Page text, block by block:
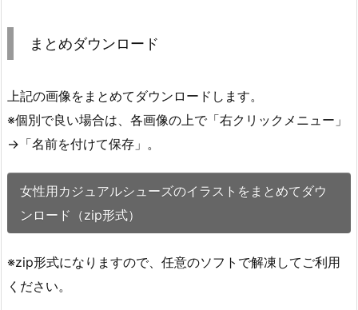
まとめダウンロード
上記の画像をまとめてダウンロードします。
※個別で良い場合は、各画像の上で「右クリックメニュー」
→「名前を付けて保存」。
女性用カジュアルシューズのイラストをまとめてダウ
ンロード（zip形式）
※zip形式になりますので、任意のソフトで解凍してご利用
ください。